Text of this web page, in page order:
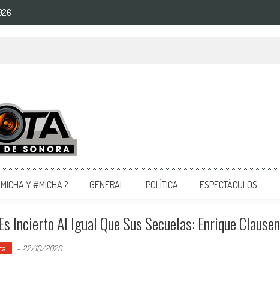
De Sonora
Y #MICHA ? GENERAL POLÍTICA ESPECTÁCULOS
Incierto Al Igual Que Sus Secuelas: Enrique Clausen
- 22/10/2020